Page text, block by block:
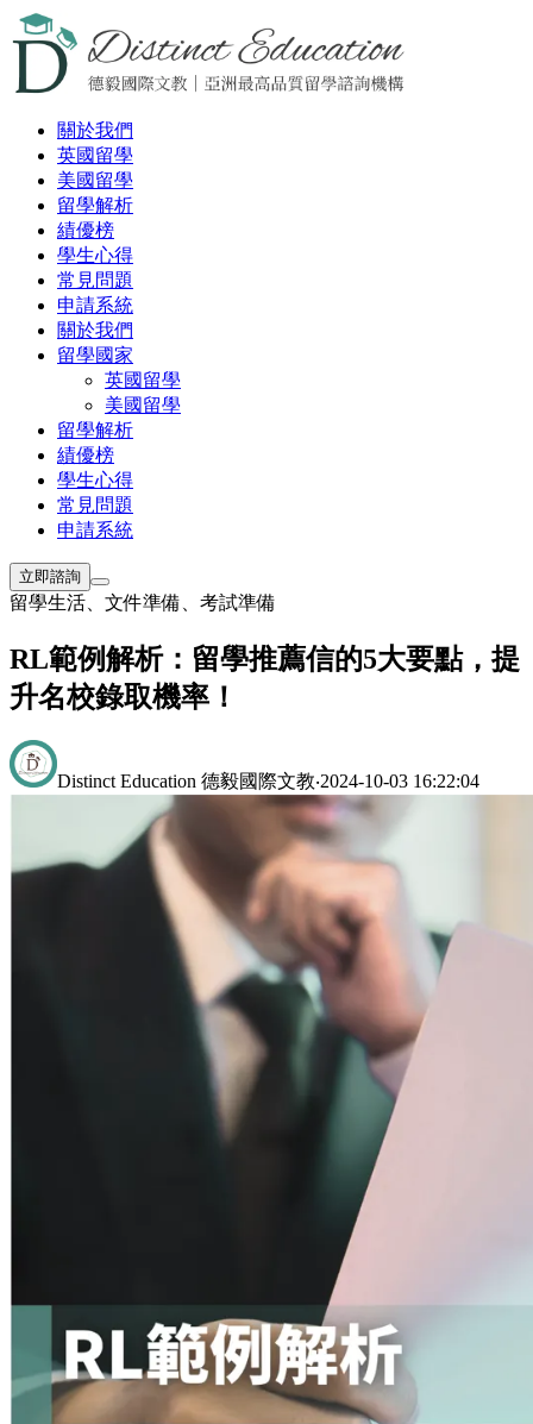
關於我們
英國留學
美國留學
留學解析
績優榜
學生心得
常見問題
申請系統
關於我們
留學國家
英國留學
美國留學
留學解析
績優榜
學生心得
常見問題
申請系統
立即諮詢
留學生活 文件準備 考試準備
RL範例解析：留學推薦信的5大要點，提
升名校錄取機率！
Distinct Education 德毅國際文教‧2024-10-03 16:22:04